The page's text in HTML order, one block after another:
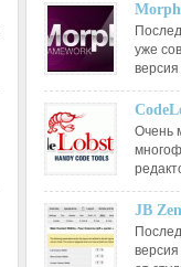
уже
Очень
JB